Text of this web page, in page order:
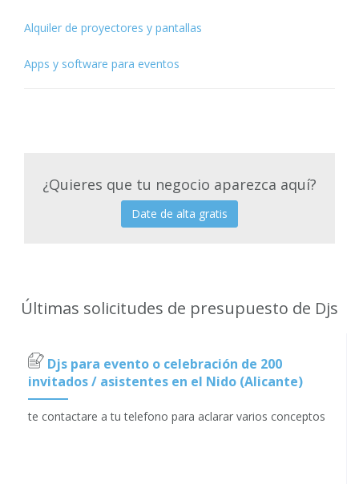
Alquiler de proyectores y pantallas
Apps y software para eventos
¿Quieres que tu negocio aparezca aquí?
Date de alta gratis
Últimas solicitudes de presupuesto de Djs
Djs para evento o celebración de 200
invitados / asistentes en el Nido (Alicante)
te contactare a tu telefono para aclarar varios conceptos